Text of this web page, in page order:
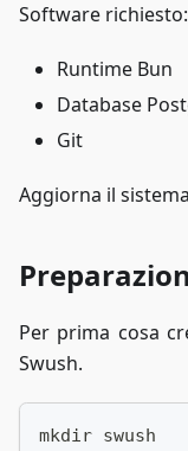
Software richiesto:
Runtime Bun
Database
Git
Aggiorna il
Per prima cosa
Swush.
mkdir swush